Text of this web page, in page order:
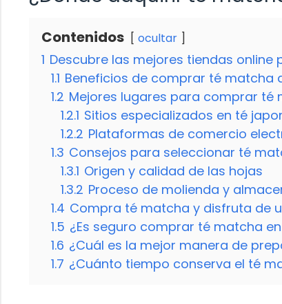
Contenidos ocultar
1 Descubre las mejores tiendas
1.1 Beneficios de comprar té matcha
1.2 Mejores lugares para comprar té
1.2.1 Sitios especializados en té
1.2.2 Plataformas de comercio
1.3 Consejos para seleccionar té
1.3.1 Origen y calidad de las hojas
1.3.2 Proceso de molienda y
1.4 Compra té matcha y disfruta de
1.5 ¿Es seguro comprar té matcha
1.6 ¿Cuál es la mejor manera de
1.7 ¿Cuánto tiempo conserva el té